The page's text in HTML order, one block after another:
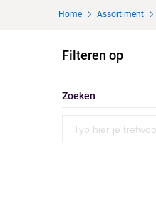
Home Assortiment
Filteren op
Zoeken